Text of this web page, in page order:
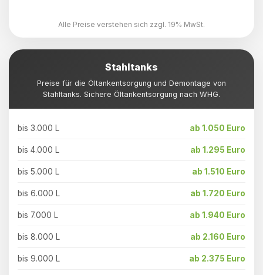
Alle Preise verstehen sich zzgl. 19% MwSt.
Stahltanks
Preise für die Öltankentsorgung und Demontage von
Stahltanks. Sichere Öltankentsorgung nach WHG.
bis 3.000 L ab 1.050 Euro
bis 4.000 L ab 1.295 Euro
bis 5.000 L ab 1.510 Euro
bis 6.000 L ab 1.720 Euro
bis 7.000 L ab 1.940 Euro
bis 8.000 L ab 2.160 Euro
bis 9.000 L ab 2.375 Euro